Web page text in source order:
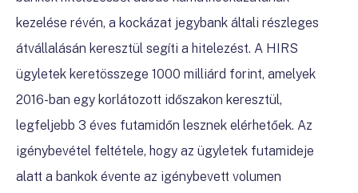
kezelése révén, a kockázat jegybank általi részleges
átvállalásán keresztül segíti a hitelezést. A HIRS
ügyletek keretösszege 1000 milliárd forint, amelyek
2016-ban egy korlátozott időszakon keresztül,
legfeljebb 3 éves futamidőn lesznek elérhetőek. Az
igénybevétel feltétele, hogy az ügyletek futamideje
alatt a bankok évente az igénybevett volumen